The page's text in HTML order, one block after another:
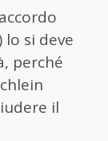
si deve
perché
il